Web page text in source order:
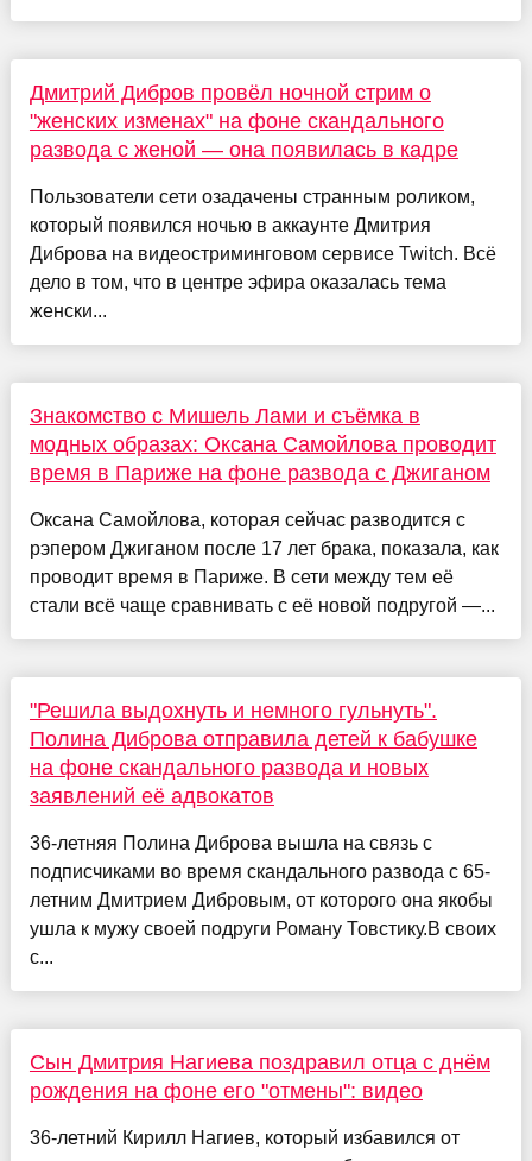
Дмитрий Дибров провёл ночной стрим о
"женских изменах" на фоне скандального
развода с женой — она появилась в кадре
Пользователи сети озадачены странным роликом,
который появился ночью в аккаунте Дмитрия
Диброва на видеостриминговом сервисе Twitch. Всё
дело в том, что в центре эфира оказалась тема
женски...
Знакомство с Мишель Лами и съёмка в
модных образах: Оксана Самойлова проводит
время в Париже на фоне развода с Джиганом
Оксана Самойлова, которая сейчас разводится с
рэпером Джиганом после 17 лет брака, показала, как
проводит время в Париже. В сети между тем её
стали всё чаще сравнивать с её новой подругой —...
"Решила выдохнуть и немного гульнуть".
Полина Диброва отправила детей к бабушке
на фоне скандального развода и новых
заявлений её адвокатов
36-летняя Полина Диброва вышла на связь с
подписчиками во время скандального развода с 65-
летним Дмитрием Дибровым, от которого она якобы
ушла к мужу своей подруги Роману Товстику.В своих
с...
Сын Дмитрия Нагиева поздравил отца с днём
рождения на фоне его "отмены": видео
36-летний Кирилл Нагиев, который избавился от